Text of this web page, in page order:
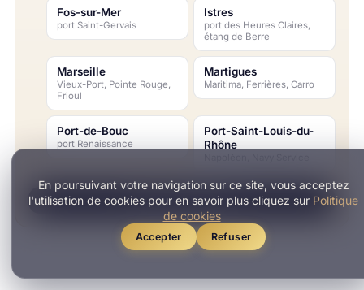
En poursuivant votre navigation sur ce site, vous acceptez
l'utilisation de cookies pour en savoir plus cliquez sur Politique
de cookies
Accepter Refuser
Fos-sur-Mer
port Saint-Gervais
Istres
port des Heures Claires,
étang de Berre
Marseille
Vieux-Port, Pointe Rouge,
Frioul
Martigues
Maritima, Ferrières, Carro
Port-de-Bouc
port Renaissance
Port-Saint-Louis-du-
Rhône
TOUS LES PORTS